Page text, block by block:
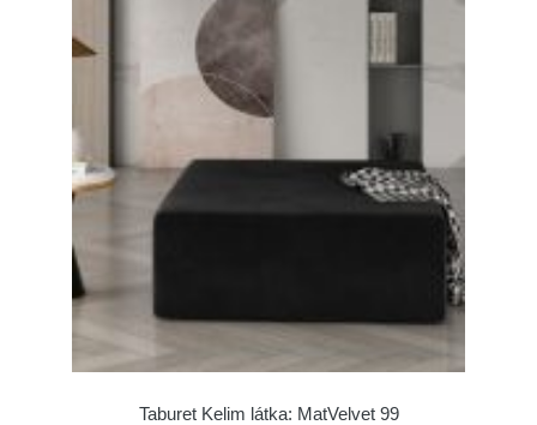
Taburet Kelim látka: MatVelvet 99